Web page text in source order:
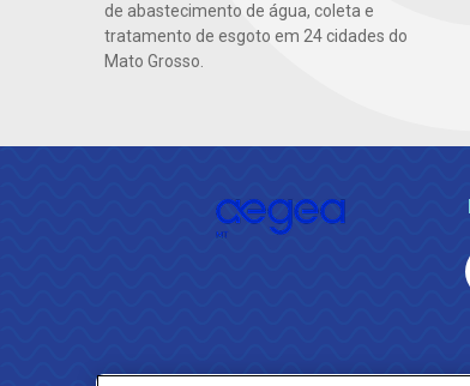
de abastecimento de água, coleta e
tratamento de esgoto em 24 cidades do
Mato Grosso.